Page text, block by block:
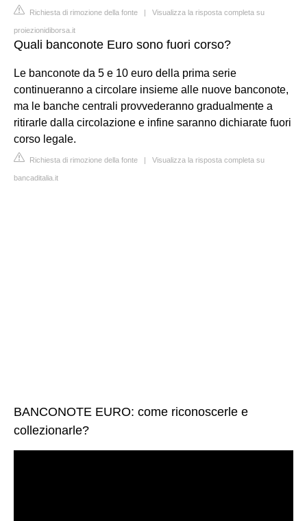
Richiesta di rimozione della fonte | Visualizza la risposta completa su
proiezionidiborsa.it
Quali banconote Euro sono fuori corso?
Le banconote da 5 e 10 euro della prima serie
continueranno a circolare insieme alle nuove banconote,
ma le banche centrali provvederanno gradualmente a
ritirarle dalla circolazione e infine saranno dichiarate fuori
corso legale.
Richiesta di rimozione della fonte | Visualizza la risposta completa su
bancaditalia.it
BANCONOTE EURO: come riconoscerle e
collezionarle?